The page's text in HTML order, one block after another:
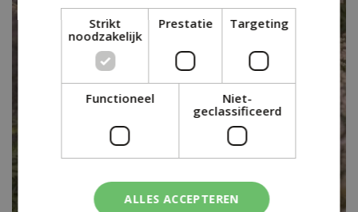
Strikt
noodzakelijk
Prestatie Targeting
Functioneel
Niet-
geclassificeerd
ALLES ACCEPTEREN